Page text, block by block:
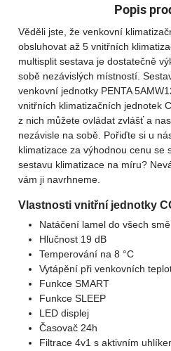
Popis
Věděli jste, že venkovní
obsluhovat až 5 vnitřních
multisplit sestava je dostatečně
sobě nezávislých místností.
venkovní jednotky PENTA
vnitřních klimatizačních jednotek
z nich můžete ovládat zvlášť a
nezávisle na sobě. Pořiďte si u
klimatizace za výhodnou cenu se
sestavu klimatizace na míru?
vám ji navrhneme.
Vlastnosti vnitřní jednotky
Natáčení lamel do všech
Hlučnost 19 dB
Temperování na 8 °C
Vytápění při venkovních
Funkce SMART
Funkce SLEEP
LED displej
Časovač 24h
Filtrace 4v1 s aktivním